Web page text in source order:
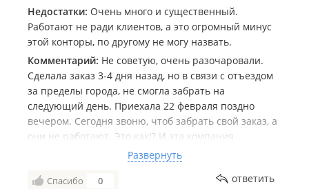
Недостатки: Очень много и существенный.
Работают не ради клиентов, а это огромный минус
этой конторы, по другому не могу назвать.
Комментарий: Не советую, очень разочаровали.
Сделала заказ 3-4 дня назад, но в связи с отъездом
за пределы города, не смогла забрать на
следующий день. Приехала 22 февраля поздно
вечером. Сегодня звоню, чтоб забрать свой заказ, а
они не работают. Это как!? И эта компания
занимается продажей подарков к праздникам.
Ребята с таким подходом, заработаете плохую
репутацию. Объяснила ситуацию, даже здесь не
Развернуть
Спасибо 0 ответить